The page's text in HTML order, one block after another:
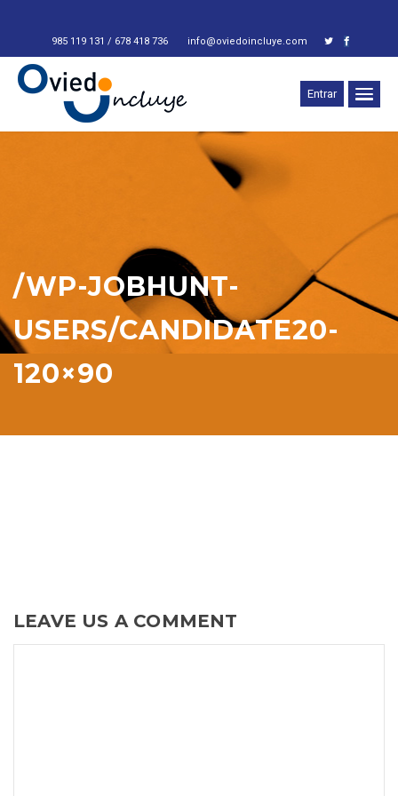
985 119 131 / 678 418 736 info@oviedoincluye.com
Entrar
/WP-JOBHUNT-
USERS/CANDIDATE20-
120×90
LEAVE US A COMMENT